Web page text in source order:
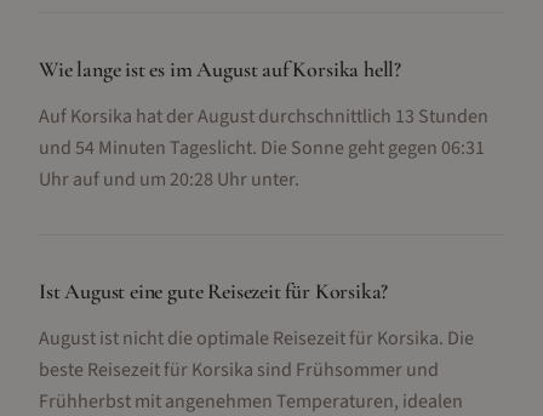
Wie lange ist es im August auf Korsika hell?
Auf Korsika hat der August durchschnittlich 13 Stunden
und 54 Minuten Tageslicht. Die Sonne geht gegen 06:31
Uhr auf und um 20:28 Uhr unter.
Ist August eine gute Reisezeit für Korsika?
August ist nicht die optimale Reisezeit für Korsika. Die
beste Reisezeit für Korsika sind Frühsommer und
Frühherbst mit angenehmen Temperaturen, idealen